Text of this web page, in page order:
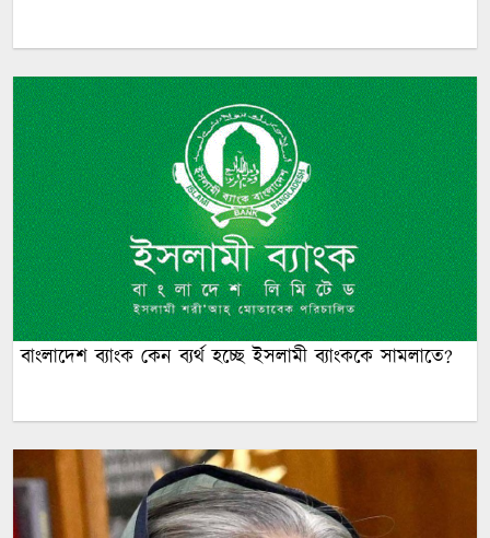
বাংলাদেশ ব্যাংক কেন ব্যর্থ হচ্ছে ইসলামী ব্যাংককে সামলাতে?